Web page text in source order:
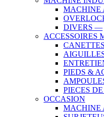
MACHINE
DIVERS —
ACCESSOIRES
CANETTES
PIEDS &
PIECES
OCCASION
MACHINE